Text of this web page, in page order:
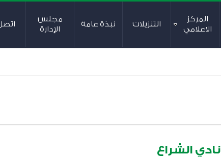
المركز
الاعلامي
التنزيلات نبذة عامة
مجلس
الإدارة
نادي الشراع